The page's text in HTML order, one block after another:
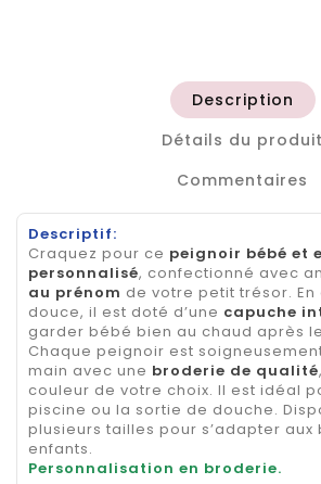
Description
Détails du produit
Commentaires
Descriptif:
Craquez pour ce peignoir bébé et
personnalisé, confectionné avec
au prénom de votre petit trésor.
douce, il est doté d’une capuche
garder bébé bien au chaud après
Chaque peignoir est
main avec une broderie de qualité
couleur de votre choix. Il est idéal
piscine ou la sortie de douche.
plusieurs tailles pour s’adapter aux
enfants.
Personnalisation en broderie.